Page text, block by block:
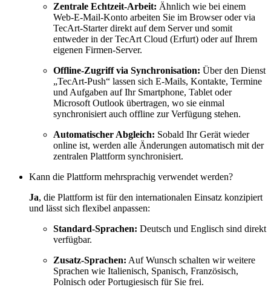
Zentrale Echtzeit-Arbeit: Ähnlich wie bei einem
Web-E-Mail-Konto arbeiten Sie im Browser oder via
TecArt-Starter direkt auf dem Server und somit
entweder in der TecArt Cloud (Erfurt) oder auf Ihrem
eigenen Firmen-Server.
Offline-Zugriff via Synchronisation: Über den Dienst
„TecArt-Push“ lassen sich E-Mails, Kontakte, Termine
und Aufgaben auf Ihr Smartphone, Tablet oder
Microsoft Outlook übertragen, wo sie einmal
synchronisiert auch offline zur Verfügung stehen.
Automatischer Abgleich: Sobald Ihr Gerät wieder
online ist, werden alle Änderungen automatisch mit der
zentralen Plattform synchronisiert.
Kann die Plattform mehrsprachig verwendet werden?
Ja, die Plattform ist für den internationalen Einsatz konzipiert
und lässt sich flexibel anpassen:
Standard-Sprachen: Deutsch und Englisch sind direkt
verfügbar.
Zusatz-Sprachen: Auf Wunsch schalten wir weitere
Sprachen wie Italienisch, Spanisch, Französisch,
Polnisch oder Portugiesisch für Sie frei.